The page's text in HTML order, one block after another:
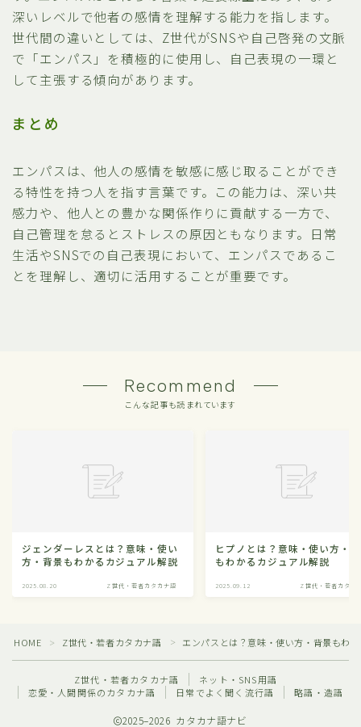
深いレベルで他者の感情を理解する能力を指します。
世代間の違いとしては、Z世代がSNSや自己啓発の文脈
で「エンパス」を積極的に使用し、自己表現の一環と
して主張する傾向があります。
まとめ
エンパスは、他人の感情を敏感に感じ取ることができ
る特性を持つ人を指す言葉です。この能力は、深い共
感力や、他人との豊かな関係作りに貢献する一方で、
自己管理を怠るとストレスの原因ともなります。日常
生活やSNSでの自己表現において、エンパスであるこ
とを理解し、適切に活用することが重要です。
Recommend
こんな記事も読まれています
ジェンダーレスとは？意味・使い
方・背景もわかるカジュアル解説
2025.08.20 Z世代・若者カタカナ語
ヒプノとは？意味・使い方・
もわかるカジュアル解説
2025.09.12 Z世代・若者カタカ
HOME ＞ Z世代・若者カタカナ語 ＞ エンパスとは？意味・使い方・背景もわ
Z世代・若者カタカナ語
ネット・SNS用語
恋愛・人間関係のカタカナ語
日常でよく聞く流行語 略語・造語
2025–2026 カタカナ語ナビ